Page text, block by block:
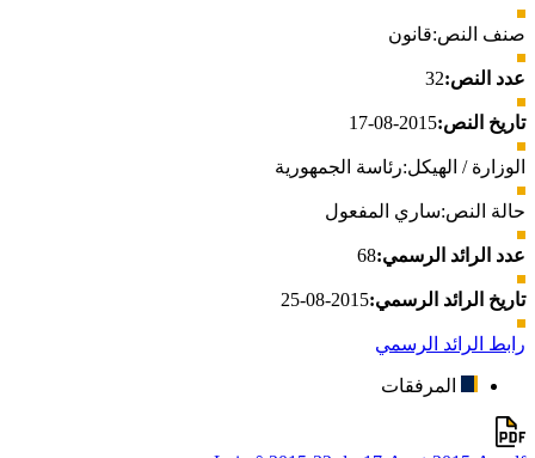
صنف النص:قانون
عدد النص:32
تاريخ النص:2015-08-17
الوزارة / الهيكل:رئاسة الجمهورية
حالة النص:ساري المفعول
عدد الرائد الرسمي:68
تاريخ الرائد الرسمي:2015-08-25
رابط الرائد الرسمي
المرفقات